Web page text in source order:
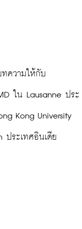
ใน Lausanne ประ
Kong University
ประเทศอินเดีย